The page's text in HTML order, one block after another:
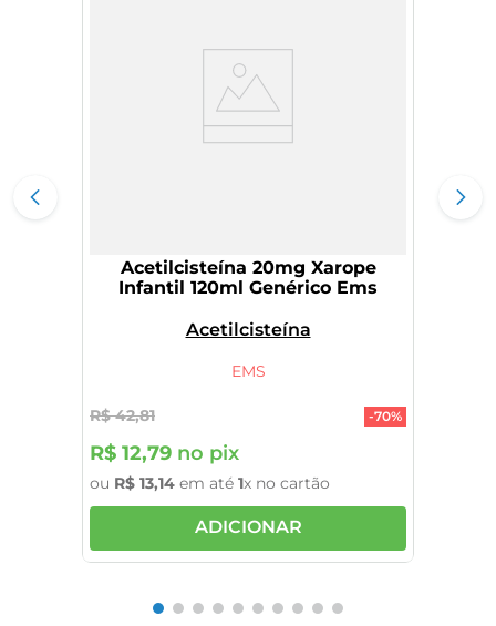
Acetilcisteína 20mg Xarope
Infantil 120ml Genérico Ems
Acetilcisteína
EMS
R$ 42,81 -70%
R$ 12,79 no pix
ou R$ 13,14 em até 1x no cartão
ADICIONAR